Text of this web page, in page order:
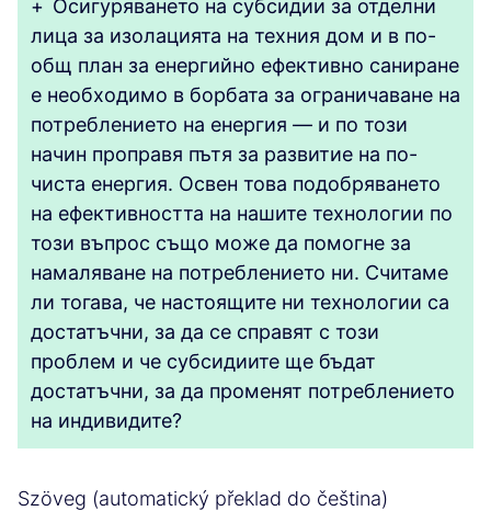
+ Осигуряването на субсидии за отделни
лица за изолацията на техния дом и в по-
общ план за енергийно ефективно саниране
е необходимо в борбата за ограничаване на
потреблението на енергия — и по този
начин проправя пътя за развитие на по-
чиста енергия. Освен това подобряването
на ефективността на нашите технологии по
този въпрос също може да помогне за
намаляване на потреблението ни. Считаме
ли тогава, че настоящите ни технологии са
достатъчни, за да се справят с този
проблем и че субсидиите ще бъдат
достатъчни, за да променят потреблението
на индивидите?
Szöveg (automatický překlad do čeština)